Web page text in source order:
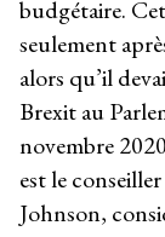
budgétaire.
seulement
alors qu’il
Brexit au
novembre
est le
Johnson,